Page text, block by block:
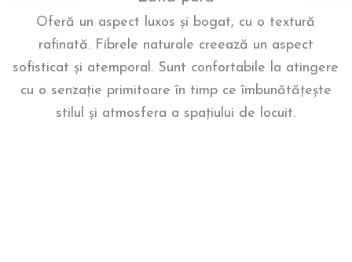
Oferă un aspect luxos și bogat, cu o textură
rafinată. Fibrele naturale creează un aspect
sofisticat și atemporal. Sunt confortabile la atingere
cu o senzație primitoare în timp ce îmbunătățește
stilul și atmosfera a spațiului de locuit.